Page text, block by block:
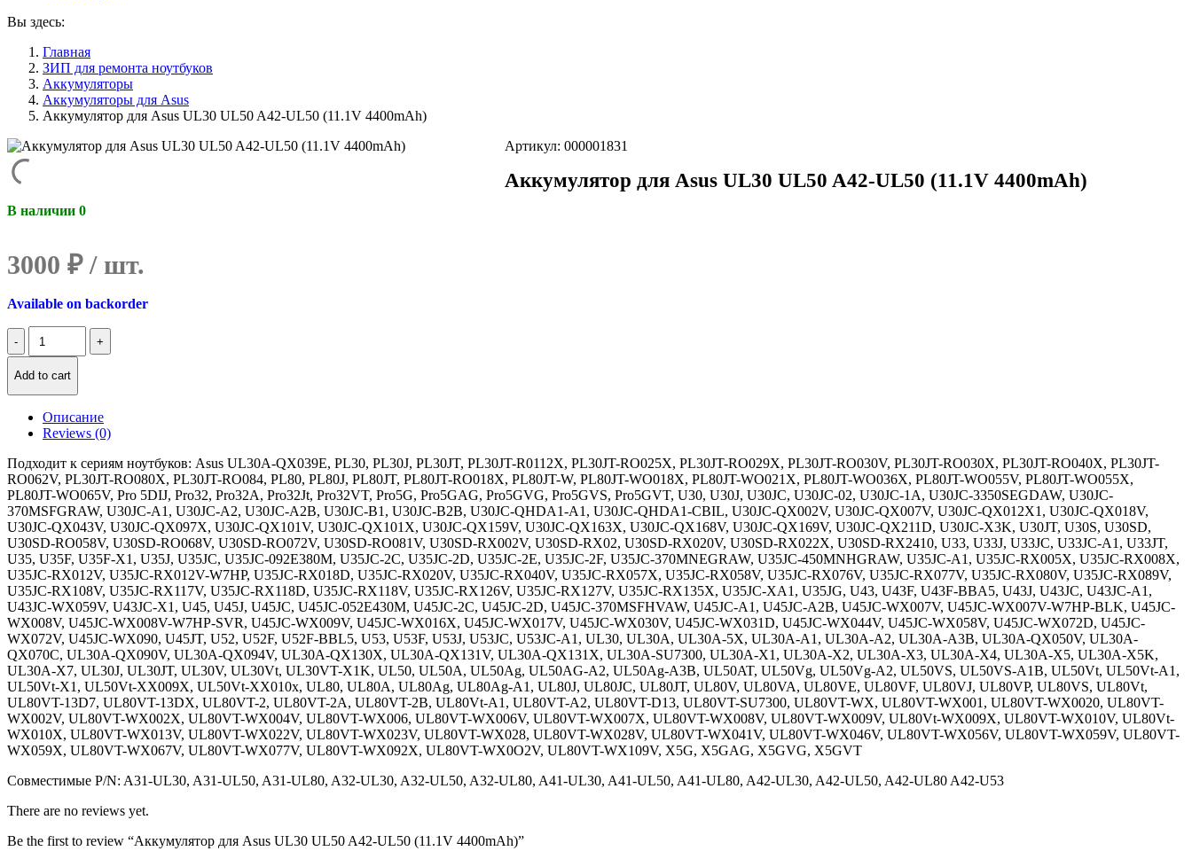
Вы здесь:
Главная
ЗИП для ремонта ноутбуков
Аккумуляторы
Аккумуляторы для Asus
Аккумулятор для Asus UL30 UL50 A42-UL50 (11.1V 4400mAh)
Артикул: 000001831
Аккумулятор для Asus UL30 UL50 A42-UL50 (11.1V 4400mAh)
В наличии 0
3000 ₽
Available on backorder
Количество
Аккумулятор
Asus
UL30
UL50
A42-
(11.1V
4400mAh)
Add to cart
Описание
Reviews (0)
Подходит к сериям ноутбуков: Asus UL30A-QX039E, PL30, PL30J, PL30JT, PL30JT-R0112X, PL30JT-RO025X, PL30JT-RO029X, PL30JT-RO030V, PL30JT-RO030X, PL30JT-RO040X, PL30JT-
RO062V, PL30JT-RO080X, PL30JT-RO084, PL80, PL80J, PL80JT, PL80JT-RO018X, PL80JT-W, PL80JT-WO018X, PL80JT-WO021X, PL80JT-WO036X, PL80JT-WO055V, PL80JT-WO055X,
PL80JT-WO065V, Pro 5DIJ, Pro32, Pro32A, Pro32Jt, Pro32VT, Pro5G, Pro5GAG, Pro5GVG, Pro5GVS, Pro5GVT, U30, U30J, U30JC, U30JC-02, U30JC-1A, U30JC-3350SEGDAW, U30JC-
370MSFGRAW, U30JC-A1, U30JC-A2, U30JC-A2B, U30JC-B1, U30JC-B2B, U30JC-QHDA1-A1, U30JC-QHDA1-CBIL, U30JC-QX002V, U30JC-QX007V, U30JC-QX012X1, U30JC-QX018V,
U30JC-QX043V, U30JC-QX097X, U30JC-QX101V, U30JC-QX101X, U30JC-QX159V, U30JC-QX163X, U30JC-QX168V, U30JC-QX169V, U30JC-QX211D, U30JC-X3K, U30JT, U30S, U30SD,
U30SD-RO058V, U30SD-RO068V, U30SD-RO072V, U30SD-RO081V, U30SD-RX002V, U30SD-RX02, U30SD-RX020V, U30SD-RX022X, U30SD-RX2410, U33, U33J, U33JC, U33JC-A1, U33JT,
U35, U35F, U35F-X1, U35J, U35JC, U35JC-092E380M, U35JC-2C, U35JC-2D, U35JC-2E, U35JC-2F, U35JC-370MNEGRAW, U35JC-450MNHGRAW, U35JC-A1, U35JC-RX005X, U35JC-RX008X,
U35JC-RX012V, U35JC-RX012V-W7HP, U35JC-RX018D, U35JC-RX020V, U35JC-RX040V, U35JC-RX057X, U35JC-RX058V, U35JC-RX076V, U35JC-RX077V, U35JC-RX080V, U35JC-RX089V,
U35JC-RX108V, U35JC-RX117V, U35JC-RX118D, U35JC-RX118V, U35JC-RX126V, U35JC-RX127V, U35JC-RX135X, U35JC-XA1, U35JG, U43, U43F, U43F-BBA5, U43J, U43JC, U43JC-A1,
U43JC-WX059V, U43JC-X1, U45, U45J, U45JC, U45JC-052E430M, U45JC-2C, U45JC-2D, U45JC-370MSFHVAW, U45JC-A1, U45JC-A2B, U45JC-WX007V, U45JC-WX007V-W7HP-BLK, U45JC-
WX008V, U45JC-WX008V-W7HP-SVR, U45JC-WX009V, U45JC-WX016X, U45JC-WX017V, U45JC-WX030V, U45JC-WX031D, U45JC-WX044V, U45JC-WX058V, U45JC-WX072D, U45JC-
WX072V, U45JC-WX090, U45JT, U52, U52F, U52F-BBL5, U53, U53F, U53J, U53JC, U53JC-A1, UL30, UL30A, UL30A-5X, UL30A-A1, UL30A-A2, UL30A-A3B, UL30A-QX050V, UL30A-
QX070C, UL30A-QX090V, UL30A-QX094V, UL30A-QX130X, UL30A-QX131V, UL30A-QX131X, UL30A-SU7300, UL30A-X1, UL30A-X2, UL30A-X3, UL30A-X4, UL30A-X5, UL30A-X5K,
UL30A-X7, UL30J, UL30JT, UL30V, UL30Vt, UL30VT-X1K, UL50, UL50A, UL50Ag, UL50AG-A2, UL50Ag-A3B, UL50AT, UL50Vg, UL50Vg-A2, UL50VS, UL50VS-A1B, UL50Vt, UL50Vt-A1,
UL50Vt-X1, UL50Vt-XX009X, UL50Vt-XX010x, UL80, UL80A, UL80Ag, UL80Ag-A1, UL80J, UL80JC, UL80JT, UL80V, UL80VA, UL80VE, UL80VF, UL80VJ, UL80VP, UL80VS, UL80Vt,
UL80VT-13D7, UL80VT-13DX, UL80VT-2, UL80VT-2A, UL80VT-2B, UL80Vt-A1, UL80VT-A2, UL80VT-D13, UL80VT-SU7300, UL80VT-WX, UL80VT-WX001, UL80VT-WX0020, UL80VT-
WX002V, UL80VT-WX002X, UL80VT-WX004V, UL80VT-WX006, UL80VT-WX006V, UL80VT-WX007X, UL80VT-WX008V, UL80VT-WX009V, UL80Vt-WX009X, UL80VT-WX010V, UL80Vt-
WX010X, UL80VT-WX013V, UL80VT-WX022V, UL80VT-WX023V, UL80VT-WX028, UL80VT-WX028V, UL80VT-WX041V, UL80VT-WX046V, UL80VT-WX056V, UL80VT-WX059V, UL80VT-
WX059X, UL80VT-WX067V, UL80VT-WX077V, UL80VT-WX092X, UL80VT-WX0O2V, UL80VT-WX109V, X5G, X5GAG, X5GVG, X5GVT
Совместимые P/N: A31-UL30, A31-UL50, A31-UL80, A32-UL30, A32-UL50, A32-UL80, A41-UL30, A41-UL50, A41-UL80, A42-UL30, A42-UL50, A42-UL80 A42-U53
There are no reviews yet.
Be the first to review “Аккумулятор для Asus UL30 UL50 A42-UL50 (11.1V 4400mAh)”